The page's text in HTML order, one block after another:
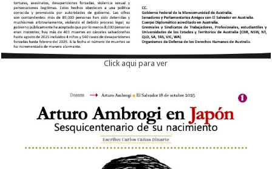
Click aqui para ver